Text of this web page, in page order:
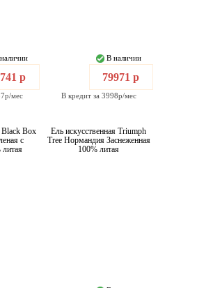
р
мес
В наличии
79971 р
В кредит за 3998р/мес
Black Box
с
Ель искусственная Triumph
Tree Нормандия Заснеженная
100% литая